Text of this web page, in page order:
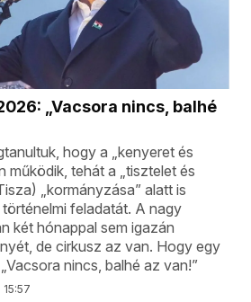
„Vacsora nincs, balhé
hogy a „kenyeret és
működik, tehát a „tisztelet és
„kormányzása” alatt is
feladatát. A nagy
két hónappal sem igazán
de cirkusz az van. Hogy egy
nincs, balhé az van!”